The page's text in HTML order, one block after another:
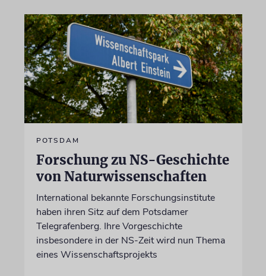
POTSDAM
Forschung zu NS-Geschichte
von Naturwissenschaften
International bekannte Forschungsinstitute
haben ihren Sitz auf dem Potsdamer
Telegrafenberg. Ihre Vorgeschichte
insbesondere in der NS-Zeit wird nun Thema
eines Wissenschaftsprojekts